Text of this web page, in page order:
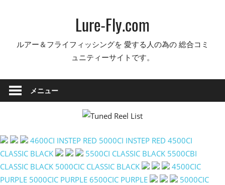
Lure-Fly.com
ルアー＆フライフィッシングを 愛する人の為の 総合コミ
ュニティーサイトです。
メニュー
4600CI INSTEP RED 5000CI INSTEP RED 4500CI
CLASSIC BLACK
5500CI CLASSIC BLACK 5500CBI
CLASSIC BLACK 5000CIC CLASSIC BLACK
4500CIC
PURPLE 5000CIC PURPLE 6500CIC PURPLE
5000CIC